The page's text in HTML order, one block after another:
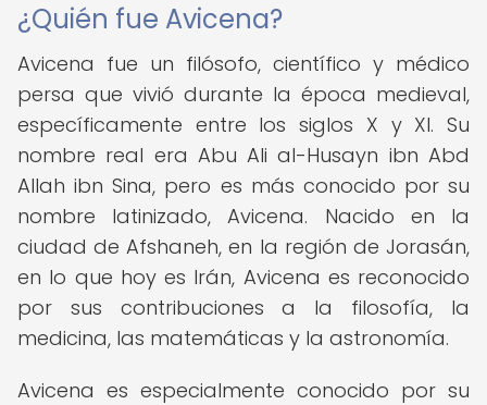
¿Quién fue Avicena?
Avicena fue un filósofo, científico y médico
persa que vivió durante la época medieval,
específicamente entre los siglos X y XI. Su
nombre real era Abu Ali al-Husayn ibn Abd
Allah ibn Sina, pero es más conocido por su
nombre latinizado, Avicena. Nacido en la
ciudad de Afshaneh, en la región de Jorasán,
en lo que hoy es Irán, Avicena es reconocido
por sus contribuciones a la filosofía, la
medicina, las matemáticas y la astronomía.
Avicena es especialmente conocido por su